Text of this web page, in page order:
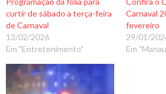
curtir de sábado a terça-feira
de Carnaval
13/02/2026
Em "Entretenimento"
Carnaval
fevereiro
29/01/
Em